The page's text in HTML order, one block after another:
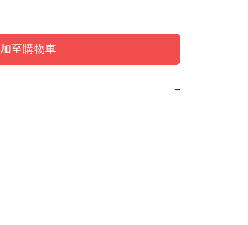
加至購物車
−